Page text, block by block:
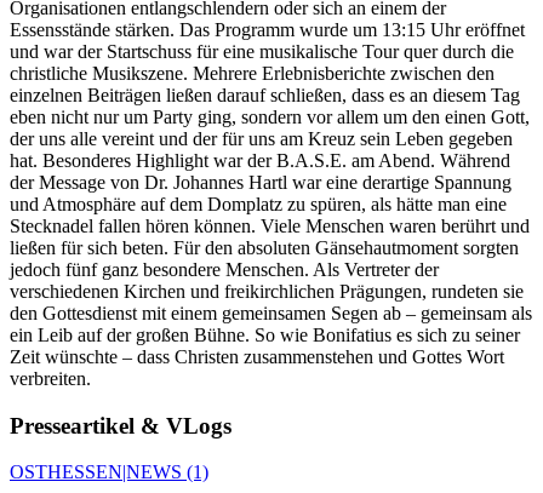
Organisationen entlangschlendern oder sich an einem der
Essensstände stärken. Das Programm wurde um 13:15 Uhr eröffnet
und war der Startschuss für eine musikalische Tour quer durch die
christliche Musikszene. Mehrere Erlebnisberichte zwischen den
einzelnen Beiträgen ließen darauf schließen, dass es an diesem Tag
eben nicht nur um Party ging, sondern vor allem um den einen Gott,
der uns alle vereint und der für uns am Kreuz sein Leben gegeben
hat. Besonderes Highlight war derB.A.S.E. am Abend. Während
der Message von Dr. Johannes Hartl war eine derartige Spannung
und Atmosphäre auf dem Domplatz zu spüren, als hätte man eine
Stecknadel fallen hören können. Viele Menschen waren berührt und
ließen für sich beten. Für den absoluten Gänsehautmoment sorgten
jedoch fünf ganz besondere Menschen. Als Vertreter der
verschiedenen Kirchen und freikirchlichen Prägungen, rundeten sie
den Gottesdienst mit einem gemeinsamen Segen ab – gemeinsam als
ein Leib auf der großen Bühne. So wie Bonifatius es sich zu seiner
Zeit wünschte – dass Christen zusammenstehen und Gottes Wort
verbreiten.
Presseartikel & VLogs
OSTHESSEN|NEWS (1)